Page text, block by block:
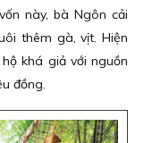
này, bà Ngôn cải
thêm gà, vịt. Hiện
khá giả với nguồn
đồng.